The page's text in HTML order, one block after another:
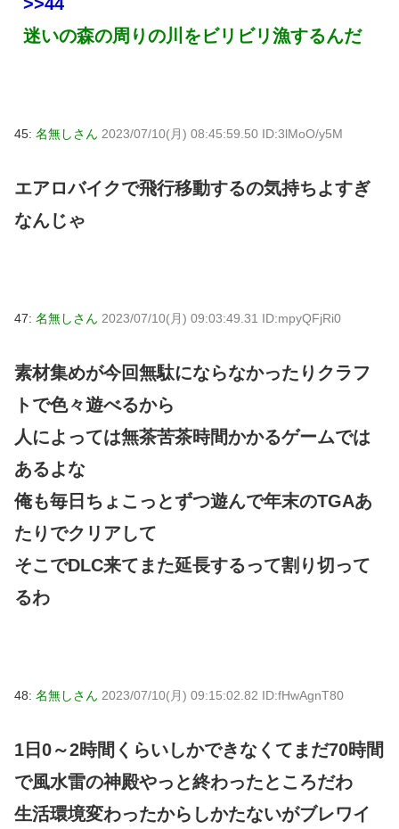
>>44
迷いの森の周りの川をビリビリ漁するんだ
45: 名無しさん 2023/07/10(月) 08:45:59.50 ID:3lMoO/y5M
エアロバイクで飛行移動するの気持ちよすぎ
なんじゃ
47: 名無しさん 2023/07/10(月) 09:03:49.31 ID:mpyQFjRi0
素材集めが今回無駄にならなかったりクラフ
トで色々遊べるから
人によっては無茶苦茶時間かかるゲームでは
あるよな
俺も毎日ちょこっとずつ遊んで年末のTGAあ
たりでクリアして
そこでDLC来てまた延長するって割り切って
るわ
48: 名無しさん 2023/07/10(月) 09:15:02.82 ID:fHwAgnT80
1日0～2時間くらいしかできなくてまだ70時間
で風水雷の神殿やっと終わったところだわ
生活環境変わったからしかたないがブレワイ